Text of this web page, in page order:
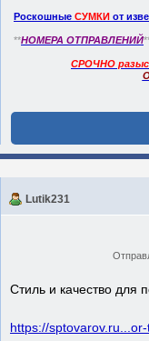
Роскошные СУМКИ от
**НОМЕРА ОТПРАВЛЕНИЙ
СРОЧНО
Lutik231
Стиль и качество для
https://